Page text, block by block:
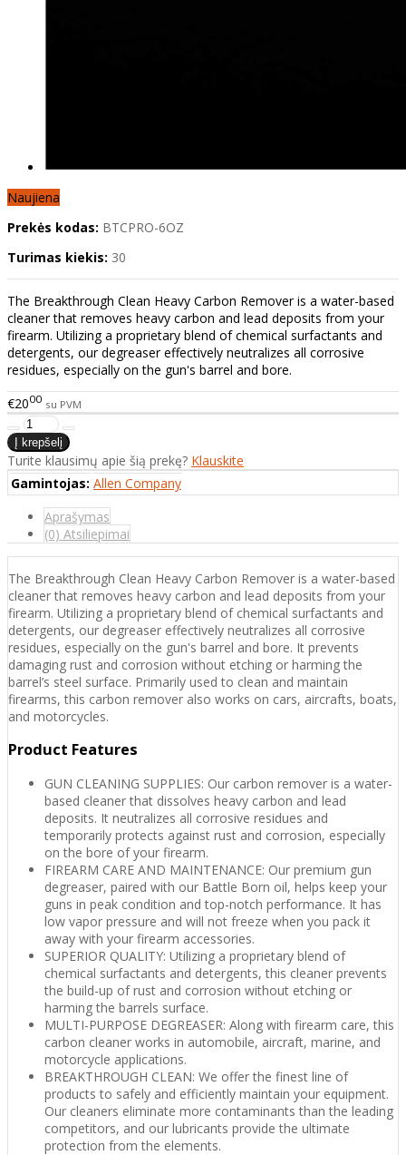
Naujiena
Prekės kodas: BTCPRO-6OZ
Turimas kiekis: 30
The Breakthrough Clean Heavy Carbon Remover is a water-based
cleaner that removes heavy carbon and lead deposits from your
firearm. Utilizing a proprietary blend of chemical surfactants and
detergents, our degreaser effectively neutralizes all corrosive
residues, especially on the gun's barrel and bore.
€2000 su PVM
Turite klausimų apie šią prekę? Klauskite
Gamintojas: Allen Company
Aprašymas
(0) Atsiliepimai
The Breakthrough Clean Heavy Carbon Remover is a water-based
cleaner that removes heavy carbon and lead deposits from your
firearm. Utilizing a proprietary blend of chemical surfactants and
detergents, our degreaser effectively neutralizes all corrosive
residues, especially on the gun's barrel and bore. It prevents
damaging rust and corrosion without etching or harming the
barrel’s steel surface. Primarily used to clean and maintain
firearms, this carbon remover also works on cars, aircrafts, boats,
and motorcycles.
Product Features
GUN CLEANING SUPPLIES: Our carbon remover is a water-
based cleaner that dissolves heavy carbon and lead
deposits. It neutralizes all corrosive residues and
temporarily protects against rust and corrosion, especially
on the bore of your firearm.
FIREARM CARE AND MAINTENANCE: Our premium gun
degreaser, paired with our Battle Born oil, helps keep your
guns in peak condition and top-notch performance. It has
low vapor pressure and will not freeze when you pack it
away with your firearm accessories.
SUPERIOR QUALITY: Utilizing a proprietary blend of
chemical surfactants and detergents, this cleaner prevents
the build-up of rust and corrosion without etching or
harming the barrels surface.
MULTI-PURPOSE DEGREASER: Along with firearm care, this
carbon cleaner works in automobile, aircraft, marine, and
motorcycle applications.
BREAKTHROUGH CLEAN: We offer the finest line of
products to safely and efficiently maintain your equipment.
Our cleaners eliminate more contaminants than the leading
competitors, and our lubricants provide the ultimate
protection from the elements.